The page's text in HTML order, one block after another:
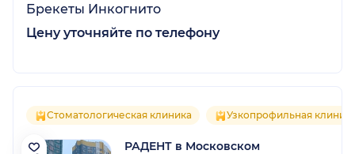
Брекеты Инкогнито
Цену уточняйте по телефону
Стоматологическая клиника Узкопрофильная
РАДЕНТ в Московском